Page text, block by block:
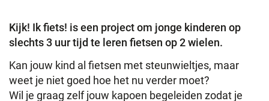
Kijk! Ik fiets! is een project om jonge kinderen op
slechts 3 uur tijd te leren fietsen op 2 wielen.
Kan jouw kind al fietsen met steunwieltjes, maar
weet je niet goed hoe het nu verder moet?
Wil je graag zelf jouw kapoen begeleiden zodat je